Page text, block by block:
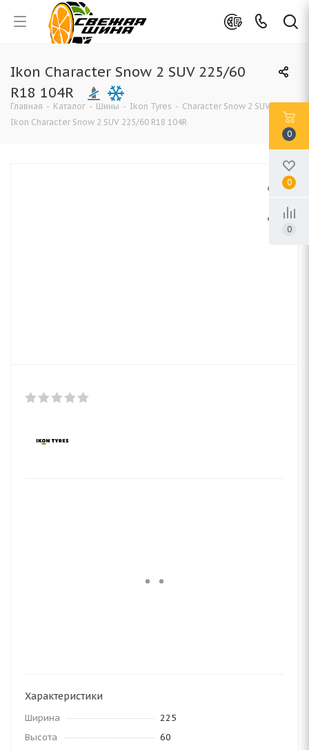
Ikon Character Snow 2 SUV 225/60
R18 104R
Главная - Каталог - Шины - Ikon Tyres - Character Snow 2 SUV
Ikon Character Snow 2 SUV 225/60 R18 104R
Характеристики
Ширина
225
Высота
60
0
0
0